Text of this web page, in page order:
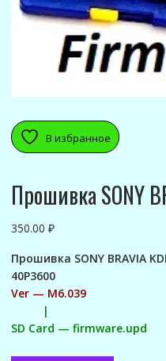
В избранное
Прошивка SONY
350.00 ₽
Прошивка SONY BRAVIA
40P3600
Ver — M6.039
|
SD Card — firmware.upd